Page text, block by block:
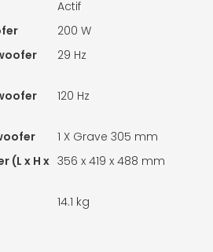
Actif
200 W
29 Hz
120 Hz
1 X Grave 305 mm
(L x H x 356 x 419 x 488 mm
14.1 kg